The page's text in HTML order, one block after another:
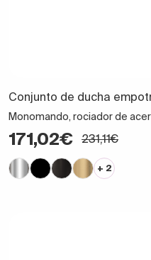
Conjunto de ducha
Monomando, rociador de
171,02€ 231,11€
+ 2